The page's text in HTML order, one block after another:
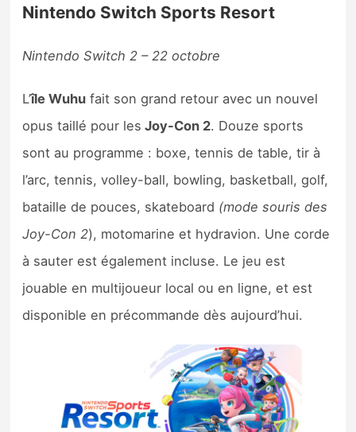
Nintendo Switch Sports Resort
Nintendo Switch 2 – 22 octobre
L’île Wuhu fait son grand retour avec un nouvel
opus taillé pour les Joy-Con 2. Douze sports
sont au programme : boxe, tennis de table, tir à
l’arc, tennis, volley-ball, bowling, basketball, golf,
bataille de pouces, skateboard (mode souris des
Joy-Con 2), motomarine et hydravion. Une corde
à sauter est également incluse. Le jeu est
jouable en multijoueur local ou en ligne, et est
disponible en précommande dès aujourd’hui.